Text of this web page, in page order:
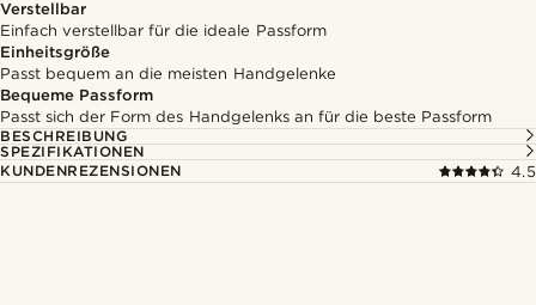
Verstellbar
Einfach verstellbar für die ideale Passform
Einheitsgröße
Passt bequem an die meisten Handgelenke
Bequeme Passform
Passt sich der Form des Handgelenks an für die beste Passform
BESCHREIBUNG
SPEZIFIKATIONEN
KUNDENREZENSIONEN
4.5